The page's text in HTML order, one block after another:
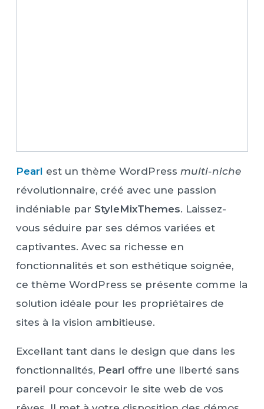
Pearl est un thème WordPress multi-niche
révolutionnaire, créé avec une passion
indéniable par StyleMixThemes. Laissez-
vous séduire par ses démos variées et
captivantes. Avec sa richesse en
fonctionnalités et son esthétique soignée,
ce thème WordPress se présente comme la
solution idéale pour les propriétaires de
sites à la vision ambitieuse.
Excellant tant dans le design que dans les
fonctionnalités, Pearl offre une liberté sans
pareil pour concevoir le site web de vos